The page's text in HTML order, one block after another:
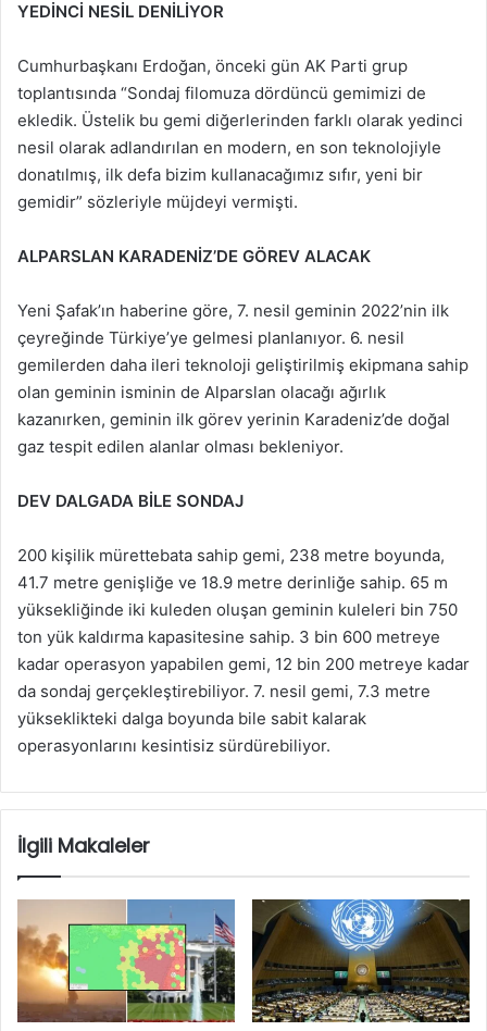
YEDİNCİ NESİL DENİLİYOR
Cumhurbaşkanı Erdoğan, önceki gün AK Parti grup
toplantısında “Sondaj filomuza dördüncü gemimizi de
ekledik. Üstelik bu gemi diğerlerinden farklı olarak yedinci
nesil olarak adlandırılan en modern, en son teknolojiyle
donatılmış, ilk defa bizim kullanacağımız sıfır, yeni bir
gemidir” sözleriyle müjdeyi vermişti.
ALPARSLAN KARADENİZ’DE GÖREV ALACAK
Yeni Şafak’ın haberine göre, 7. nesil geminin 2022’nin ilk
çeyreğinde Türkiye’ye gelmesi planlanıyor. 6. nesil
gemilerden daha ileri teknoloji geliştirilmiş ekipmana sahip
olan geminin isminin de Alparslan olacağı ağırlık
kazanırken, geminin ilk görev yerinin Karadeniz’de doğal
gaz tespit edilen alanlar olması bekleniyor.
DEV DALGADA BİLE SONDAJ
200 kişilik mürettebata sahip gemi, 238 metre boyunda,
41.7 metre genişliğe ve 18.9 metre derinliğe sahip. 65 m
yüksekliğinde iki kuleden oluşan geminin kuleleri bin 750
ton yük kaldırma kapasitesine sahip. 3 bin 600 metreye
kadar operasyon yapabilen gemi, 12 bin 200 metreye kadar
da sondaj gerçekleştirebiliyor. 7. nesil gemi, 7.3 metre
yükseklikteki dalga boyunda bile sabit kalarak
operasyonlarını kesintisiz sürdürebiliyor.
İlgili Makaleler